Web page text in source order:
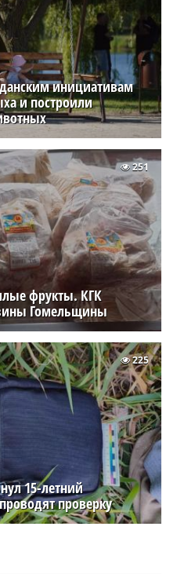
инициативам
и построили
фрукты. КГК
Гомельщины
251
15-летний
проверку
225